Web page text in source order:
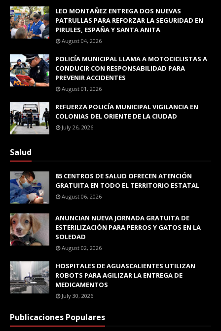
LEO MONTAÑEZ ENTREGA DOS NUEVAS
PATRULLAS PARA REFORZAR LA SEGURIDAD EN
PIRULES, ESPAÑA Y SANTA ANITA
August 04, 2026
POLICÍA MUNICIPAL LLAMA A MOTOCICLISTAS A
CONDUCIR CON RESPONSABILIDAD PARA
PREVENIR ACCIDENTES
August 01, 2026
REFUERZA POLICÍA MUNICIPAL VIGILANCIA EN
COLONIAS DEL ORIENTE DE LA CIUDAD
July 26, 2026
Salud
85 CENTROS DE SALUD OFRECEN ATENCIÓN
GRATUITA EN TODO EL TERRITORIO ESTATAL
August 06, 2026
ANUNCIAN NUEVA JORNADA GRATUITA DE
ESTERILIZACIÓN PARA PERROS Y GATOS EN LA
SOLEDAD
August 02, 2026
HOSPITALES DE AGUASCALIENTES UTILIZAN
ROBOTS PARA AGILIZAR LA ENTREGA DE
MEDICAMENTOS
July 30, 2026
Publicaciones Populares